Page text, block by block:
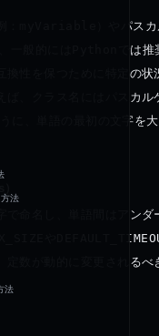
法
法
）やパス
では
換性を保つために特定の
ば、クラス名にはパスカル
うに、単語の最初の文字を
で命名し、単語間はアンダ
定数が動的に変更されるべ